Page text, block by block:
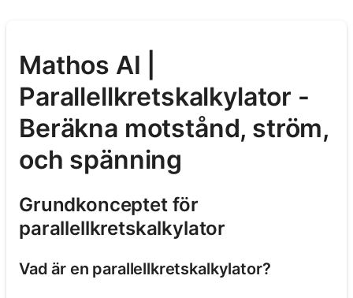
Mathos AI |
Parallellkretskalkylator -
Beräkna motstånd, ström,
och spänning
Grundkonceptet för
parallellkretskalkylator
Vad är en parallellkretskalkylator?